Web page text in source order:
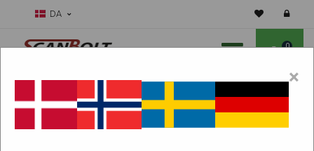
DA
0
×